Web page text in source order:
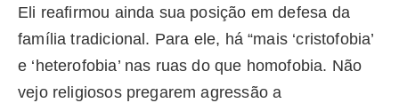
Eli reafirmou ainda sua posição em defesa da
família tradicional. Para ele, há “mais ‘cristofobia’
e ‘heterofobia’ nas ruas do que homofobia. Não
vejo religiosos pregarem agressão a